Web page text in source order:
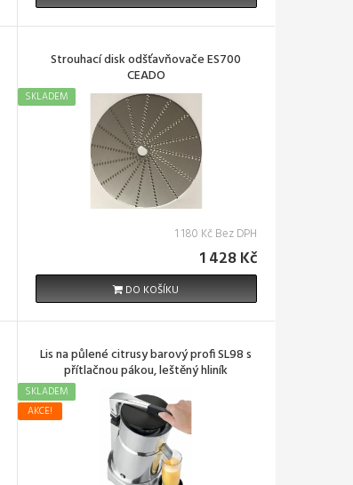
Strouhací disk odšťavňovače ES700
CEADO
SKLADEM
1 180 Kč Bez DPH
1 428 Kč
DO KOŠÍKU
Lis na půlené citrusy barový profi SL98 s
přítlačnou pákou, leštěný hliník
AKCE!
SKLADEM